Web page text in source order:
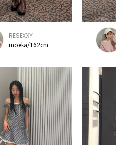
RESEXXY
moeka/162cm